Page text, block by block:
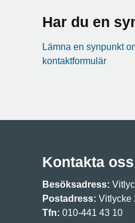
Har du en
Lämna en synpunkt
kontaktformulär
Kontakta oss
Besöksadress:
Postadress: Vitlycke
Tfn: 010-441 43 10